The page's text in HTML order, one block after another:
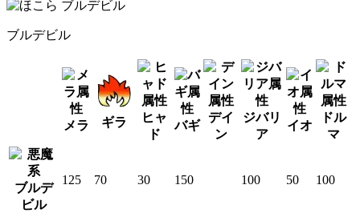
ブルデビル
メラ ギラ
ヒャ
ド
バギ
デイ
ン
ジバリ
ア
イオ
ドル
マ
ブルデ
ビル
125 70 30 150 100 50 100